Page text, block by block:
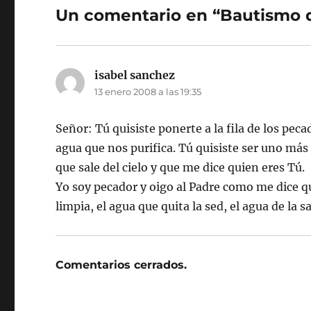
Un comentario en “Bautismo
isabel sanchez
13 enero 2008 a las 19:35
Señor: Tú quisiste ponerte a la fila de los
agua que nos purifica. Tú quisiste ser uno
que sale del cielo y que me dice quien eres Tú.
Yo soy pecador y oigo al Padre como me dice
limpia, el agua que quita la sed, el agua de la
Comentarios cerrados.